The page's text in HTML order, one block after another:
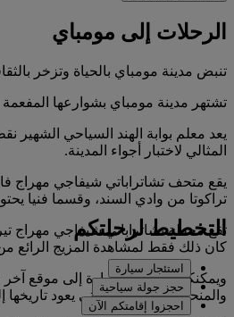
الرحلات إلى مومباي
تنبض مدينة مومباي بالحياة وتزخر
تشتهر مدينة مومباي بشوارعها المفعمة
يعد معلم بوابة الهند السياحي
المثالي لاختبار أجواء المدينة.
يقع متحف تشاتراباتي شيفاجي مهراج
تراكوتا من وادي السند، وقسما فنيا
كان ذلك فقط لمشاهدة المزيج الرائع من
ويمكنكم الانتقال بالعبارة إلى موقع
والمنحوتات والنقوش التي يعود
التخطيط لرحلتكم
استئجار سيارة
حجز جولة سياحية
احجزوا إقامتكم الآن